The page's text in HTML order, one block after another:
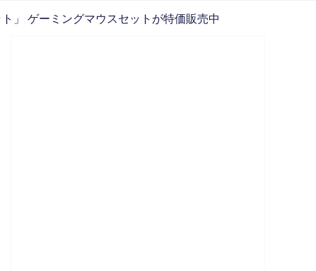
」 ゲーミングマウスセットが特価販売中